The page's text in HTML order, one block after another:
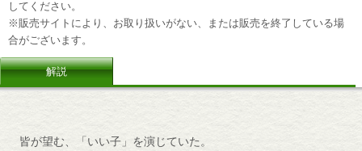
してください。
※販売サイトにより、お取り扱いがない、または販売を終了している場
合がございます。
解説
皆が望む、「いい子」を演じていた。